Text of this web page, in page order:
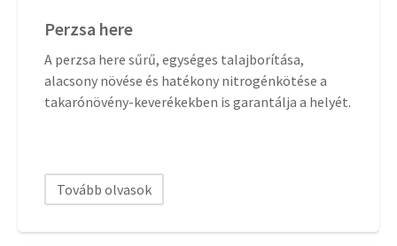
Perzsa here
A perzsa here sűrű, egységes talajborítása,
alacsony növése és hatékony nitrogénkötése a
takarónövény-keverékekben is garantálja a helyét.
Tovább olvasok